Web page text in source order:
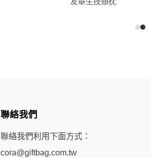
聯絡我們
聯絡我們利用下面方式：
cora@giftbag.com.tw